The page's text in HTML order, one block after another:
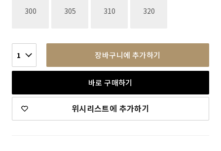
300재고없음 305재고없음 310재고없음 320재고없음
1 장바구니에 추가하기
바로 구매하기
위시리스트에 추가하기